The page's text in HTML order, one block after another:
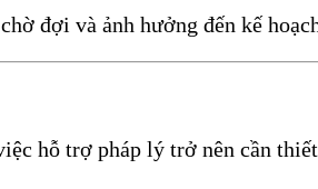
đợi và ảnh hưởng đến kế
hỗ trợ pháp lý trở nên cần